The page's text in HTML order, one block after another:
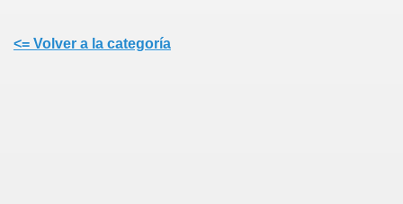
<= Volver a la categoría